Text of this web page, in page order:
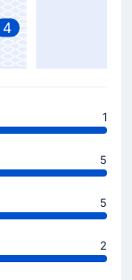
tableau
équipe de
4
1
5
5
2